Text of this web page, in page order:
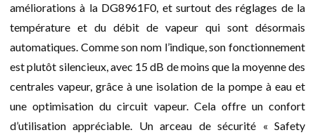
améliorations à la DG8961F0, et surtout des réglages de la
température et du débit de vapeur qui sont désormais
automatiques. Comme son nom l’indique, son fonctionnement
est plutôt silencieux, avec 15 dB de moins que la moyenne des
centrales vapeur, grâce à une isolation de la pompe à eau et
une optimisation du circuit vapeur. Cela offre un confort
d’utilisation appréciable. Un arceau de sécurité « Safety